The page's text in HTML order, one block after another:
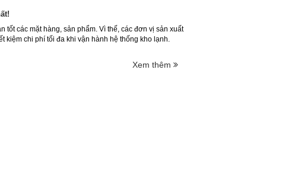
tốt các mặt hàng, sản phẩm. Vì thế, các đơn vị sản xuất
kiệm chi phí tối đa khi vận hành hệ thống kho lạnh.
Xem thêm